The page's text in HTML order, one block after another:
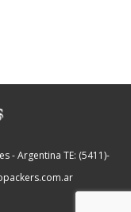
- Argentina TE: (5411)-